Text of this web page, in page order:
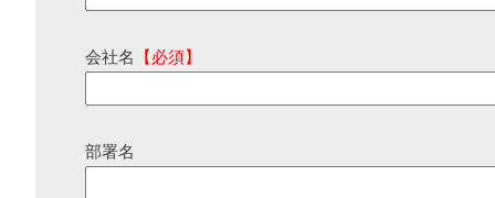
会社名 【必須】
部署名